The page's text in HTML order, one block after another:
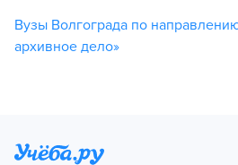
Вузы Волгограда по
архивное дело»